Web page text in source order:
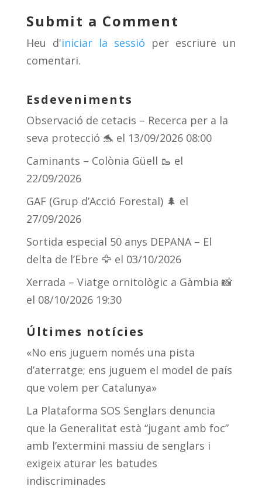
y d
s
a
m
ar
te
ix
Submit a Comment
Heu d'iniciar la sessió per escriure un
comentari.
Esdeveniments
Observació de cetacis – Recerca per a la
seva protecció 🐬 el 13/09/2026 08:00
Caminants – Colònia Güell 🥾 el
22/09/2026
GAF (Grup d’Acció Forestal) 🌲 el
27/09/2026
Sortida especial 50 anys DEPANA – El
delta de l’Ebre 🦅 el 03/10/2026
Xerrada – Viatge ornitològic a Gàmbia 📸
el 08/10/2026 19:30
Últimes notícies
«No ens juguem només una pista
d’aterratge; ens juguem el model de país
que volem per Catalunya»
La Plataforma SOS Senglars denuncia
que la Generalitat està “jugant amb foc”
amb l’extermini massiu de senglars i
exigeix aturar les batudes
indiscriminades